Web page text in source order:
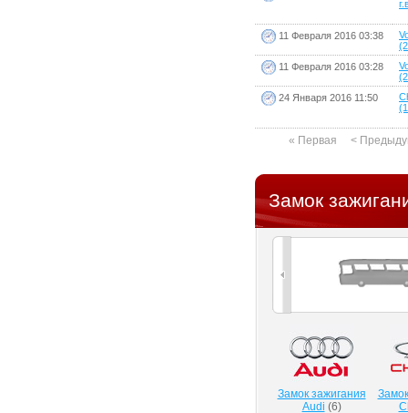
11 Февраля 2016 03:38
11 Февраля 2016 03:28
24 Января 2016 11:50
« Первая <
Замок
Замок зажигания
Audi (6)